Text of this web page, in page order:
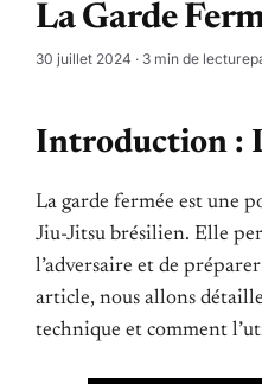
La Garde
30 juillet 2024 · 3 min de lecture
Introduction :
La garde fermée est une
Jiu-Jitsu brésilien. Elle
l’adversaire et de
article, nous allons
technique et comment